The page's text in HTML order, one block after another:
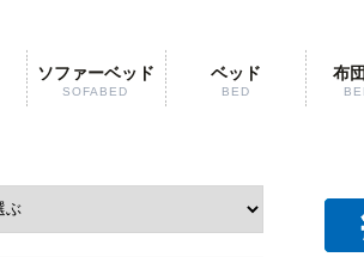
ソファーベッド
SOFABED
ベッド
BED
布